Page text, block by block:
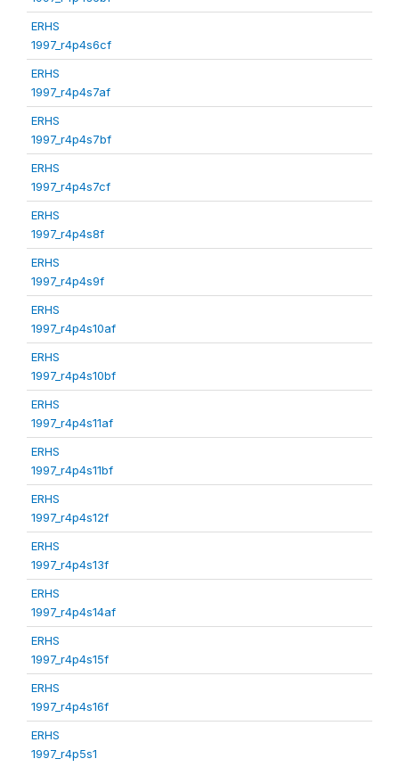
ERHS
1997_r4p4s6cf
ERHS
1997_r4p4s7af
ERHS
1997_r4p4s7bf
ERHS
1997_r4p4s7cf
ERHS
1997_r4p4s8f
ERHS
1997_r4p4s9f
ERHS
1997_r4p4s10af
ERHS
1997_r4p4s10bf
ERHS
1997_r4p4s11af
ERHS
1997_r4p4s11bf
ERHS
1997_r4p4s12f
ERHS
1997_r4p4s13f
ERHS
1997_r4p4s14af
ERHS
1997_r4p4s15f
ERHS
1997_r4p4s16f
ERHS
1997_r4p5s1